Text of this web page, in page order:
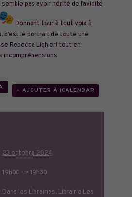
semble pas avoir hérité de l’avidité
Donnant tour à tout voix à
c’est le portrait de toute une
Rebecca Lighieri tout en
incompréhensions
+ AJOUTER À ICALENDAR
23 octobre 2024
19h00 --> 19h30
Dans les Librairies, Librairie Les